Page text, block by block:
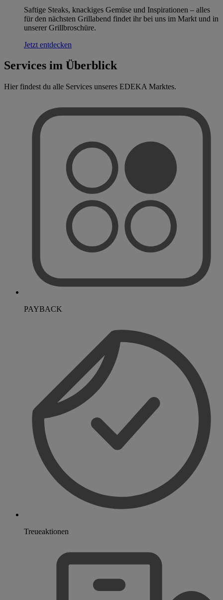
Saftige Steaks, knackiges Gemüse und Inspirationen – alles
für den nächsten Grillabend findet ihr bei uns im Markt und in
unserer Grillbroschüre.
Jetzt entdecken
Services im Überblick
Hier findest du alle Services unseres EDEKA Marktes.
PAYBACK
Treueaktionen